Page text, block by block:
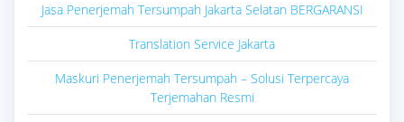
Jasa Penerjemah Tersumpah Jakarta Selatan BERGARANSI
Translation Service Jakarta
Maskuri Penerjemah Tersumpah – Solusi Terpercaya
Terjemahan Resmi